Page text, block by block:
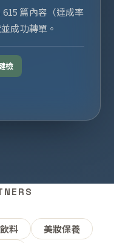
篇內容（達成率
成功轉單。
檢
料
美妝保養